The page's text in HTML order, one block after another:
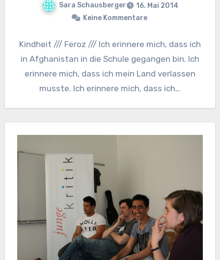
Sara Schausberger
16. Mai 2014
Keine Kommentare
Kindheit /// Feroz /// Ich erinnere mich, dass ich
in Afghanistan in die Schule gegangen bin. Ich
erinnere mich, dass ich mein Land verlassen
musste. Ich erinnere mich, dass ich…